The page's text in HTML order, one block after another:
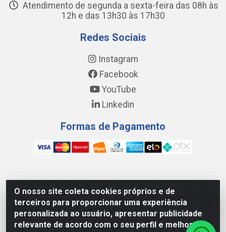
O nosso site coleta cookies próprios e de
terceiros para proporcionar uma experiência
personalizada ao usuário, apresentar publicidade
relevante de acordo com o seu perfil e melhorar a
Atendimento de segunda a sexta-feira das 08h às
12h e das 13h30 às 17h30
Redes Sociais
Instagram
Facebook
YouTube
Linkedin
Formas de Pagamento
WING DISTRIBUIDORA COMÉRCIO E LOGÍSTICA DE MATERIAL
DE CONSTRUÇÕES LTDA - AV. DA INTEGRAÇÃO, 790 -
PATRÍCIA GOMES, CAUCAIA/CE - CEP 61.604-505 - CNPJ
17.523.384/0001-20